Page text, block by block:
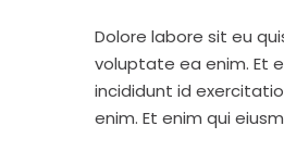
Dolore labore sit eu
voluptate ea enim. Et
incididunt id
enim. Et enim qui